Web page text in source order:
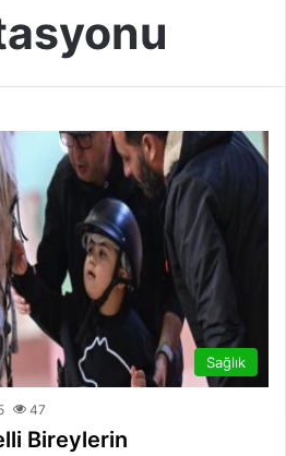
Sağlık
47
Bireylerin